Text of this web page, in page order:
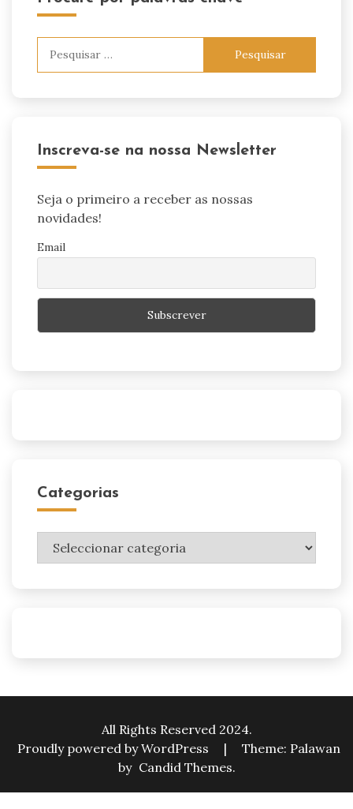
Inscreva-se na nossa Newsletter
Seja o primeiro a receber as nossas
novidades!
Email
Categorias
Categorias
All Rights Reserved 2024.
Proudly powered by WordPress
|
Theme: Palawan
by Candid Themes.